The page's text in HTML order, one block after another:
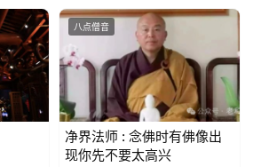
八点僧音
净界法师 : 念佛时有佛像出
现你先不要太高兴